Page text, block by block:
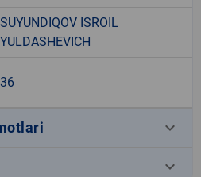
SUYUNDIQOV ISROIL
YULDASHEVICH
36
keyboard_arrow_down
keyboard_arrow_down